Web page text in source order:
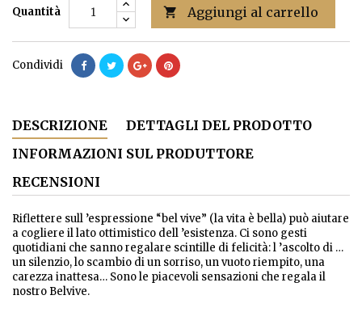
Quantità  Aggiungi al carrello
Condividi
DESCRIZIONE
DETTAGLI DEL PRODOTTO
INFORMAZIONI SUL PRODUTTORE
RECENSIONI
Riflettere sull ’espressione “bel vive” (la vita è bella) può aiutare
a cogliere il lato ottimistico dell ’esistenza. Ci sono gesti
quotidiani che sanno regalare scintille di felicità: l ’ascolto di …
un silenzio, lo scambio di un sorriso, un vuoto riempito, una
carezza inattesa… Sono le piacevoli sensazioni che regala il
nostro Belvive.